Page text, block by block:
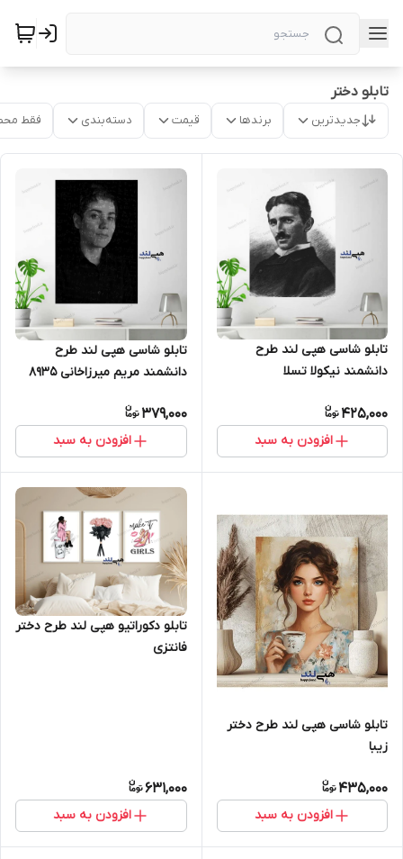
تابلو دختر
جدیدترین برندها قیمت دسته‌بندی فقط
تابلو شاسی هپی لند طرح
دانشمند نیکولا تسلا
425,000
افزودن به سبد
تابلو شاسی هپی لند طرح
دانشمند مریم میرزاخانی 8935
379,000
افزودن به سبد
تابلو شاسی هپی لند طرح دختر
زیبا
435,000
افزودن به سبد
تابلو دکوراتیو هپی لند طرح دختر
فانتزی
631,000
افزودن به سبد